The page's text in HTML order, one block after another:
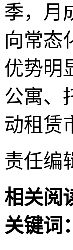
季，月
向常态
优势明
公寓、
动租赁
责任编
相关阅
关键词：